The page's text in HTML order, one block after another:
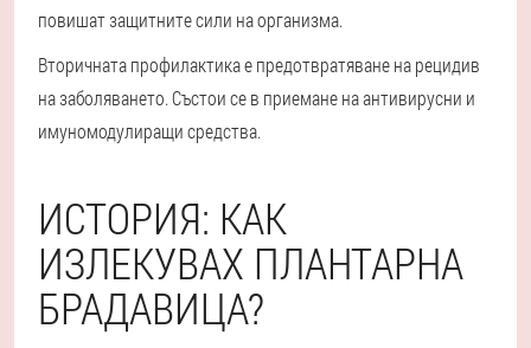
повишат защитните сили на организма.
Вторичната профилактика е предотвратяване на рецидив
на заболяването. Състои се в приемане на антивирусни и
имуномодулиращи средства.
ИСТОРИЯ: КАК
ИЗЛЕКУВАХ ПЛАНТАРНА
БРАДАВИЦА?